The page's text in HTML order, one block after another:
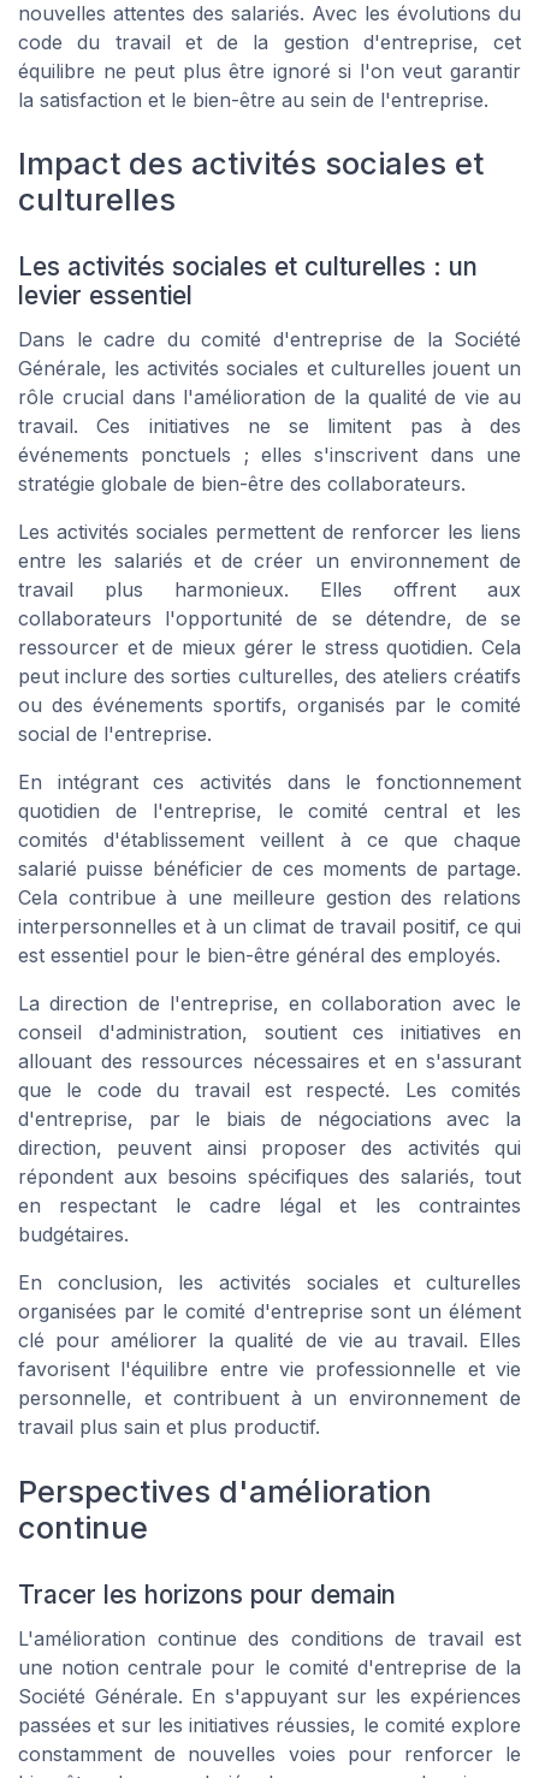
nouvelles attentes des salariés. Avec les évolutions du
code du travail et de la gestion d'entreprise, cet
équilibre ne peut plus être ignoré si l'on veut garantir
la satisfaction et le bien-être au sein de l'entreprise.
Impact des activités sociales et
culturelles
Les activités sociales et culturelles : un
levier essentiel
Dans le cadre du comité d'entreprise de la Société
Générale, les activités sociales et culturelles jouent un
rôle crucial dans l'amélioration de la qualité de vie au
travail. Ces initiatives ne se limitent pas à des
événements ponctuels ; elles s'inscrivent dans une
stratégie globale de bien-être des collaborateurs.
Les activités sociales permettent de renforcer les liens
entre les salariés et de créer un environnement de
travail plus harmonieux. Elles offrent aux
collaborateurs l'opportunité de se détendre, de se
ressourcer et de mieux gérer le stress quotidien. Cela
peut inclure des sorties culturelles, des ateliers créatifs
ou des événements sportifs, organisés par le comité
social de l'entreprise.
En intégrant ces activités dans le fonctionnement
quotidien de l'entreprise, le comité central et les
comités d'établissement veillent à ce que chaque
salarié puisse bénéficier de ces moments de partage.
Cela contribue à une meilleure gestion des relations
interpersonnelles et à un climat de travail positif, ce qui
est essentiel pour le bien-être général des employés.
La direction de l'entreprise, en collaboration avec le
conseil d'administration, soutient ces initiatives en
allouant des ressources nécessaires et en s'assurant
que le code du travail est respecté. Les comités
d'entreprise, par le biais de négociations avec la
direction, peuvent ainsi proposer des activités qui
répondent aux besoins spécifiques des salariés, tout
en respectant le cadre légal et les contraintes
budgétaires.
En conclusion, les activités sociales et culturelles
organisées par le comité d'entreprise sont un élément
clé pour améliorer la qualité de vie au travail. Elles
favorisent l'équilibre entre vie professionnelle et vie
personnelle, et contribuent à un environnement de
travail plus sain et plus productif.
Perspectives d'amélioration
continue
Tracer les horizons pour demain
L'amélioration continue des conditions de travail est
une notion centrale pour le comité d'entreprise de la
Société Générale. En s'appuyant sur les expériences
passées et sur les initiatives réussies, le comité explore
constamment de nouvelles voies pour renforcer le